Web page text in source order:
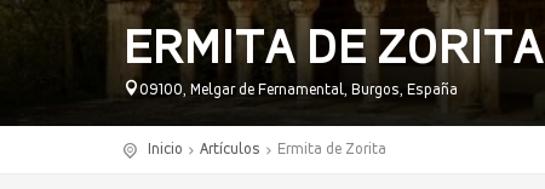
ERMITA DE ZORITA
09100, Melgar de Fernamental, Burgos, España
Inicio Artículos Ermita de Zorita